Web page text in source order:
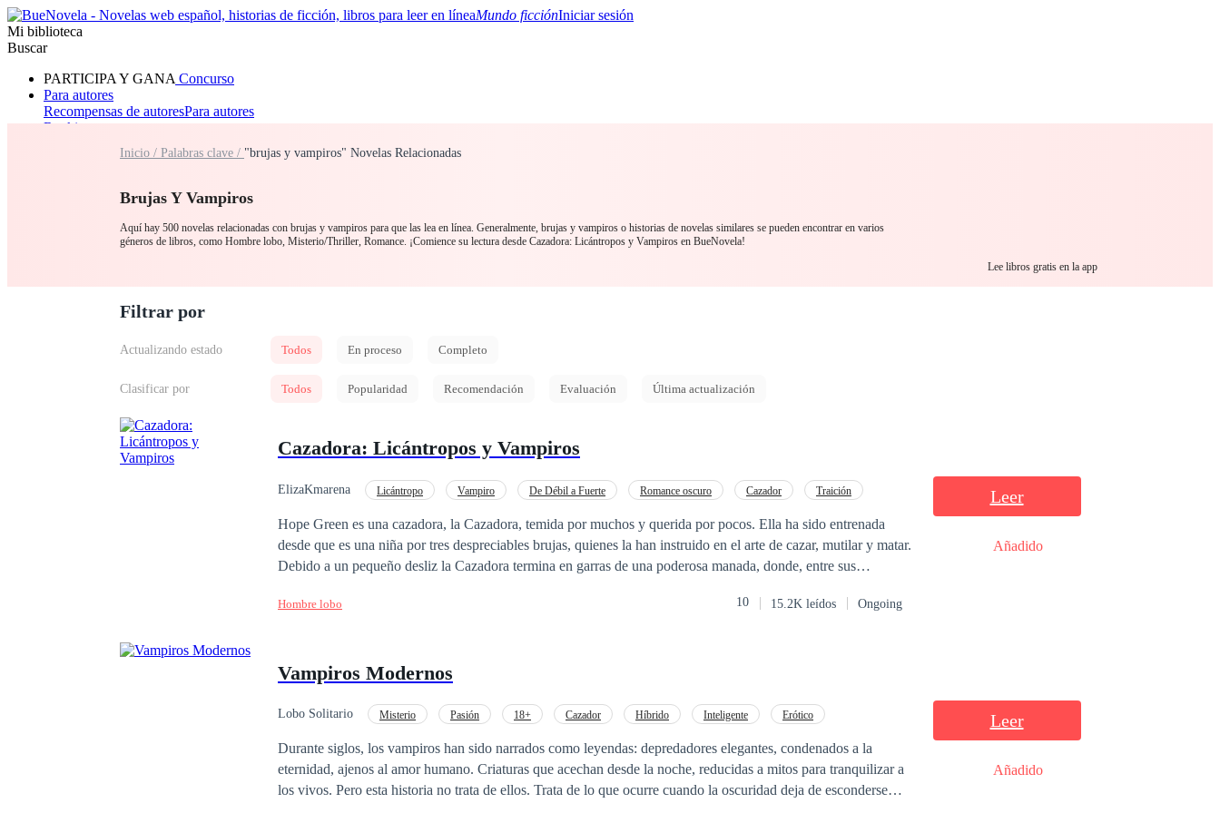
Mundo ficciónIniciar sesión
Mi biblioteca
Buscar
PARTICIPA Y GANA Concurso
Para autores
Recompensas de autoresPara autores
Ranking
RomanceHombre loboMafiaSistema
Inicio / Palabras clave / "brujas y vampiros" Novelas Relacionadas
Brujas Y Vampiros
Aquí hay 500 novelas relacionadas con brujas y vampiros para que las lea en línea. Generalmente, brujas y vampiros o historias de novelas similares se pueden encontrar en varios
géneros de libros, como Hombre lobo, Misterio/Thriller, Romance. ¡Comience su lectura desde Cazadora: Licántropos y Vampiros en BueNovela!
Lee libros gratis en la app
Filtrar por
Actualizando estado Todos En proceso Completo
Clasificar por Todos Popularidad Recomendación Evaluación Última actualización
Cazadora: Licántropos y Vampiros
ElizaKmarena Licántropo Vampiro De Débil a Fuerte Romance oscuro Cazador
Traición
Hope Green es una cazadora, la Cazadora, temida por muchos y querida por pocos. Ella ha sido entrenada
desde que es una niña por tres despreciables brujas, quienes la han instruido en el arte de cazar, mutilar y matar.
Debido a un pequeño desliz la Cazadora termina en garras de una poderosa manada, donde, entre sus
niña, así como también encontrará lo que buscaba sin saberlo. No todo será un camino de rosas, pues
Hombre lobo 10 15.2K leídos Ongoing
Leer
Añadido
Vampiros Modernos
Lobo Solitario Misterio Pasión 18+ Cazador Híbrido Inteligente Erótico
Durante siglos, los vampiros han sido narrados como leyendas: depredadores elegantes, condenados a la
eternidad, ajenos al amor humano. Criaturas que acechan desde la noche, reducidas a mitos para tranquilizar a
los vivos. Pero esta historia no trata de ellos. Trata de lo que ocurre cuando la oscuridad deja de esconderse… y
Leer
Añadido